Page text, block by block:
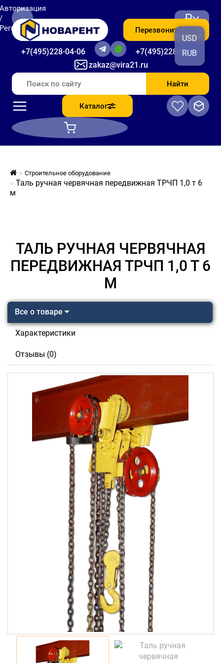
zakaz@vira21.ru
+7(495)228-04-06 +7(495)228-06-56
Перезвоните мне
₽
USD
RUB
Найти
Каталог
Строительное оборудование
Таль ручная червячная передвижная ТРЧП 1,0 т 6
м
ТАЛЬ РУЧНАЯ ЧЕРВЯЧНАЯ
ПЕРЕДВИЖНАЯ ТРЧП 1,0 Т 6
М
Все о товаре
Характеристики
Отзывы (0)